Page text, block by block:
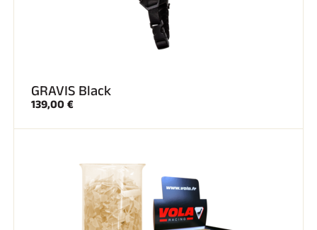
GRAVIS Black
139,00 €